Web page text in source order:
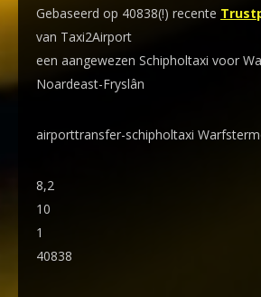
Gebaseerd op 40838(!) recente
van Taxi2Airport
een aangewezen Schipholtaxi voor
Noardeast-Fryslân
airporttransfer-schipholtaxi
8,2
10
1
40838